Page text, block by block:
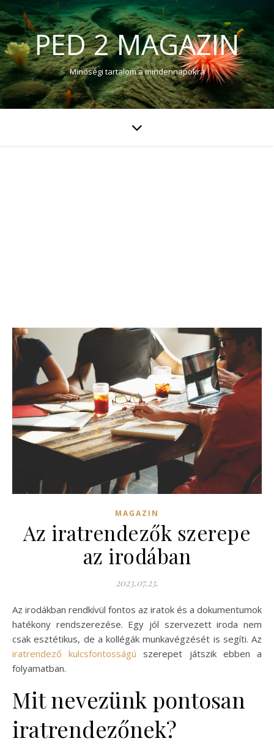
PED 2 MAGAZIN
Minőségi tartalom a mindennapokra
MAGAZIN
Az iratrendezők szerepe
az irodában
2023.07.23.
Az irodákban rendkívül fontos az iratok és a dokumentumok
hatékony rendszerezése. Egy jól szervezett iroda nem
csak esztétikus, de a kollégák munkavégzését is segíti. Az
iratrendező kulcsfontosságú szerepet játszik ebben a
folyamatban.
Mit nevezünk pontosan
iratrendezőnek?